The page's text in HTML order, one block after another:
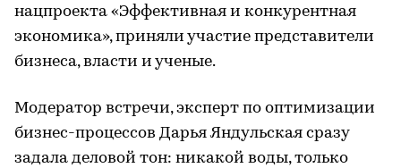
нацпроекта «Эффективная и конкурентная
экономика», приняли участие представители
бизнеса, власти и ученые.
Модератор встречи, эксперт по оптимизации
бизнес-процессов Дарья Яндульская сразу
задала деловой тон: никакой воды, только